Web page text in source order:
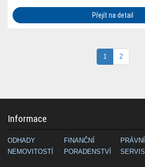
Přejít na detail
1 2
Informace
ODHADY
NEMOVITOSTÍ
FINANČNÍ
PORADENSTVÍ
PRÁVNÍ
SERVIS